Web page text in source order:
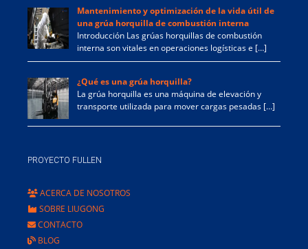
Mantenimiento y optimización de la vida útil de
una grúa horquilla de combustión interna
Introducción Las grúas horquillas de combustión
interna son vitales en operaciones logísticas e […]
¿Qué es una grúa horquilla?
La grúa horquilla es una máquina de elevación y
transporte utilizada para mover cargas pesadas […]
PROYECTO FULLEN
ACERCA DE NOSOTROS
SOBRE LIUGONG
CONTACTO
BLOG